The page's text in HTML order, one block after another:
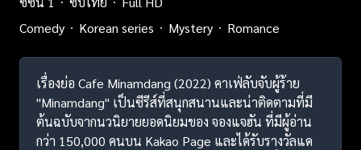
Comedy
Korean series Mystery Romance
เรื่องย่อ Cafe Minamdang (2022) คาเฟ่ลับจับผู้ร้าย
"Minamdang" เป็นซีรีส์ที่สนุกสนานและน่าติดตามที่มี
ต้นฉบับจากนวนิยายยอดนิยมของ จองแจฮัน ที่มีผู้อ่าน
กว่า 150,000 คนบน Kakao Page และได้รับรางวัลแด